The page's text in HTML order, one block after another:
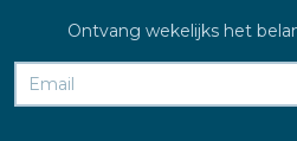
Ontvang wekelijks het